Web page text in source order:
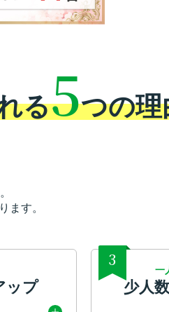
る5つの理
ます。
ップ
3
一
少人